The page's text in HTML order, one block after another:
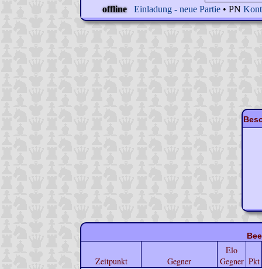
offline
Einladung - neue Partie • PN
Zeitpunkt Gegner
Elo
Gegner Pkt